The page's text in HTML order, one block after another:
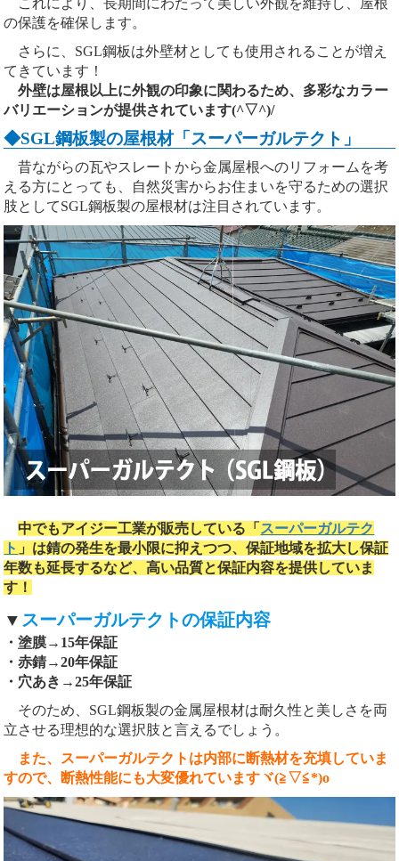
の保護を確保します。
さらに、SGL鋼板は外壁材としても使用されることが増え
てきています！
外壁は屋根以上に外観の印象に関わるため、多彩なカラー
バリエーションが提供されています(^▽^)/
◆SGL鋼板製の屋根材「スーパーガルテクト」
昔ながらの瓦やスレートから金属屋根へのリフォームを考
える方にとっても、自然災害からお住まいを守るための選択
肢としてSGL鋼板製の屋根材は注目されています。
中でもアイジー工業が販売している「 スーパーガルテク
ト 」は錆の発生を最小限に抑えつつ、保証地域を拡大し保証
年数も延長するなど、高い品質と保証内容を提供していま
す！
▼ スーパーガルテクトの保証内容
・塗膜→15年保証
・赤錆→20年保証
・穴あき→25年保証
そのため、SGL鋼板製の金属屋根材は耐久性と美しさを両
立させる理想的な選択肢と言えるでしょう。
また、スーパーガルテクトは内部に断熱材を充填していま
すので、断熱性能にも大変優れていますヾ(≧▽≦*)o